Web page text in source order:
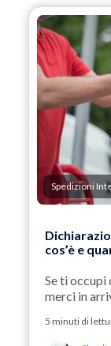
Spedizioni
cos’è e
Se ti
merci in
5 minuti di